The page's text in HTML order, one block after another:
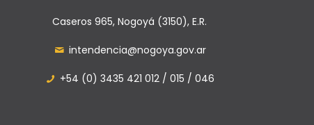
Caseros 965, Nogoyá (3150), E.R.
intendencia@nogoya.gov.ar
+54 (0) 3435 421 012 / 015 / 046